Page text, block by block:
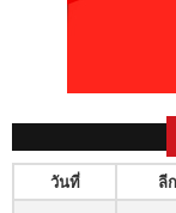
วันที่ ลีก